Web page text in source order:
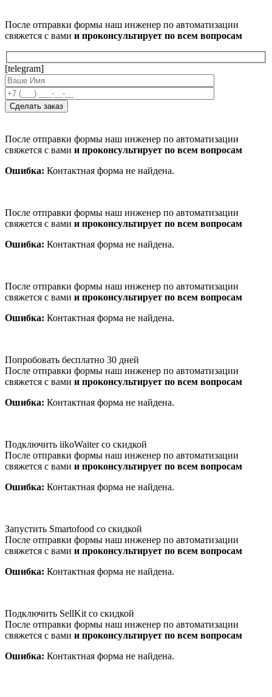
После отправки формы наш инженер по автоматизации
свяжется с вами и проконсультирует по всем вопросам
[telegram]
После отправки формы наш инженер по автоматизации
свяжется с вами и проконсультирует по всем вопросам
Ошибка: Контактная форма не найдена.
После отправки формы наш инженер по автоматизации
свяжется с вами и проконсультирует по всем вопросам
Ошибка: Контактная форма не найдена.
После отправки формы наш инженер по автоматизации
свяжется с вами и проконсультирует по всем вопросам
Ошибка: Контактная форма не найдена.
Попробовать бесплатно 30 дней
После отправки формы наш инженер по автоматизации
свяжется с вами и проконсультирует по всем вопросам
Ошибка: Контактная форма не найдена.
Подключить iikoWaiter со скидкой
После отправки формы наш инженер по автоматизации
свяжется с вами и проконсультирует по всем вопросам
Ошибка: Контактная форма не найдена.
Запустить Smartofood со скидкой
После отправки формы наш инженер по автоматизации
свяжется с вами и проконсультирует по всем вопросам
Ошибка: Контактная форма не найдена.
Подключить SellKit со скидкой
После отправки формы наш инженер по автоматизации
свяжется с вами и проконсультирует по всем вопросам
Ошибка: Контактная форма не найдена.